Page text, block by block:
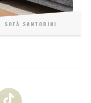
SOFÁ SANTORINI